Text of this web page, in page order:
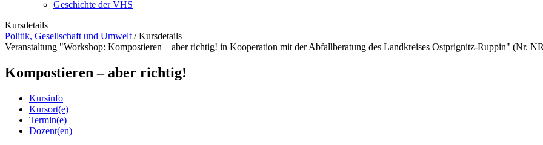
Geschichte der VHS
Kursdetails
Politik, Gesellschaft und Umwelt /Kursdetails
Veranstaltung "Workshop: Kompostieren – aber richtig! in Kooperation mit der Abfallberatung des Landkreises Ostprignitz-Ruppin" (Nr.
Kompostieren – aber richtig!
Kursinfo
Kursort(e)
Termin(e)
Dozent(en)